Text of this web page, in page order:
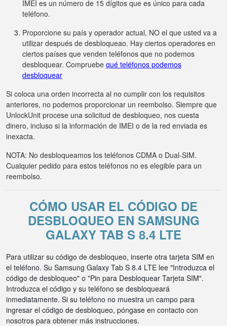
IMEI es un número de 15 dígitos que es único para cada
teléfono.
Proporcione su país y operador actual, NO el que usted va a
utilizar después de desbloqueao. Hay ciertos operadores en
ciertos países que venden teléfonos que no podemos
desbloquear. Compruebe qué teléfonos podemos
desbloquear
Si coloca una orden incorrecta al no cumplir con los requisitos
anteriores, no podemos proporcionar un reembolso. Siempre que
UnlockUnit procese una solicitud de desbloqueo, nos cuesta
dinero, incluso si la información de IMEI o de la red enviada es
inexacta.
NOTA: No desbloqueamos los teléfonos CDMA o Dual-SIM.
Cualquier pedido para estos teléfonos no es elegible para un
reembolso.
CÓMO USAR EL CÓDIGO DE
DESBLOQUEO EN SAMSUNG
GALAXY TAB S 8.4 LTE
Para utilizar su código de desbloqueo, inserte otra tarjeta SIM en
el teléfono. Su Samsung Galaxy Tab S 8.4 LTE lee "Introduzca el
código de desbloqueo" o "Pin para Desbloquear Tarjeta SIM".
Introduzca el código y su teléfono se desbloqueará
inmediatamente. Si su teléfono no muestra un campo para
ingresar el código de desbloqueo, póngase en contacto con
nosotros para obtener más instrucciones.